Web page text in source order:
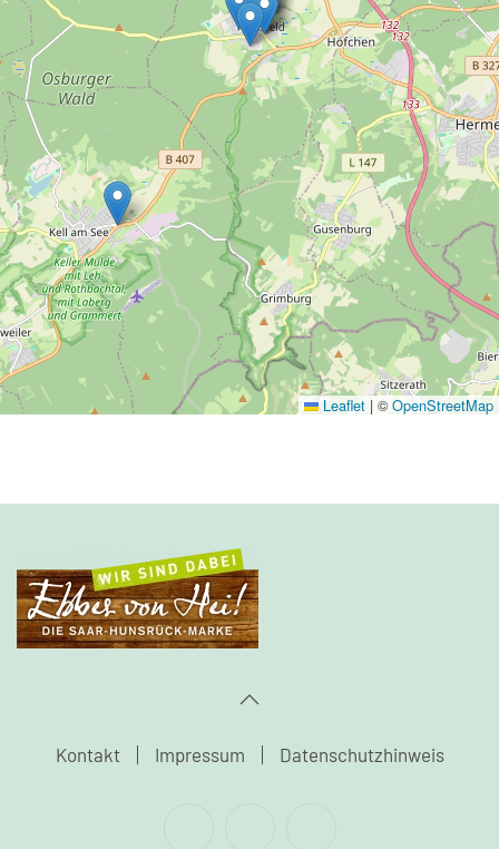
Leaflet | © OpenStreetMap
Kontakt Impressum Datenschutzhinweis